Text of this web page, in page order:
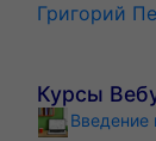
Григорий
Курсы
Введение